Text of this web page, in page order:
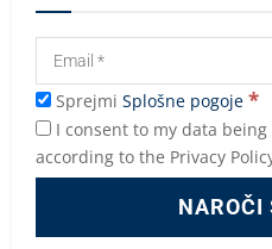
Sprejmi Splošne pogoje *
I consent to my data being
according to the Privacy